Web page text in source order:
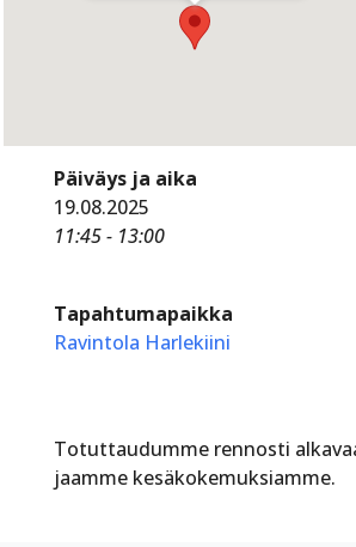
Päiväys ja aika
19.08.2025
11:45 - 13:00
Tapahtumapaikka
Ravintola Harlekiini
Totuttaudumme rennosti
jaamme kesäkokemuksiamme.